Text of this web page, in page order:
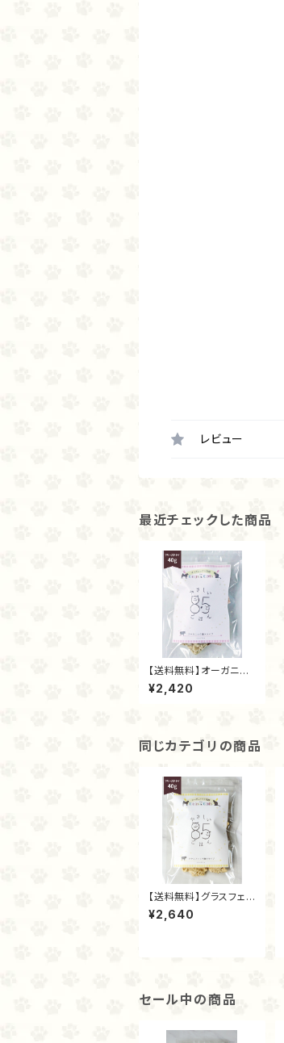
レビュー
最近チェックした商品
【送料無料】オーガニッ
ク麹トライプ（フリーズド
ライ40ｇ）
¥2,420
同じカテゴリの商品
【送料無料】グラスフェッ
ド麴トライプ（フリーズド
ライ40ｇ）
¥2,640
セール中の商品